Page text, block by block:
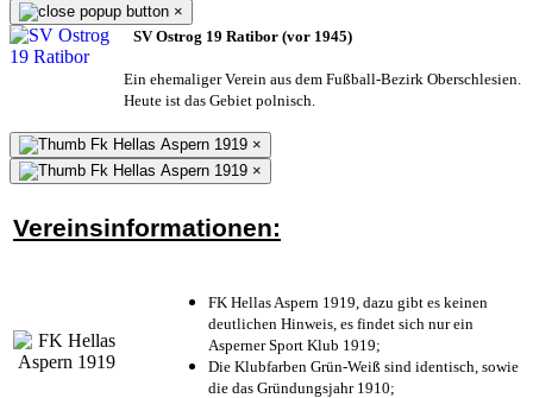
×
SV Ostrog 19 Ratibor (vor 1945)
Ein ehemaliger Verein aus dem Fußball-Bezirk Oberschlesien.
Heute ist das Gebiet polnisch.
×
×
Vereinsinformationen:
FK Hellas Aspern 1919, dazu gibt es keinen
deutlichen Hinweis, es findet sich nur ein
Asperner Sport Klub 1919;
Die Klubfarben Grün-Weiß sind identisch, sowie
die das Gründungsjahr 1910;